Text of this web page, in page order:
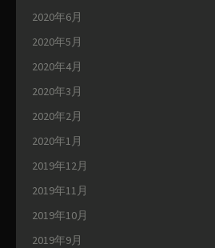
2020年6月
2020年5月
2020年4月
2020年3月
2020年2月
2020年1月
2019年12月
2019年11月
2019年10月
2019年9月